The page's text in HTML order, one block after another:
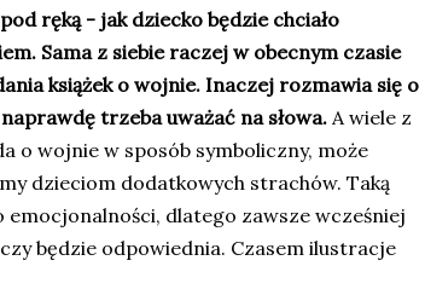
ręką - jak dziecko będzie chciało
Sama z siebie raczej w obecnym czasie
książek o wojnie. Inaczej rozmawia się o
trzeba uważać na słowa.A wiele z
o wojnie w sposób symboliczny, może
dzieciom dodatkowych strachów. Taką
emocjonalności, dlatego zawsze wcześniej
będzie odpowiednia. Czasem ilustracje